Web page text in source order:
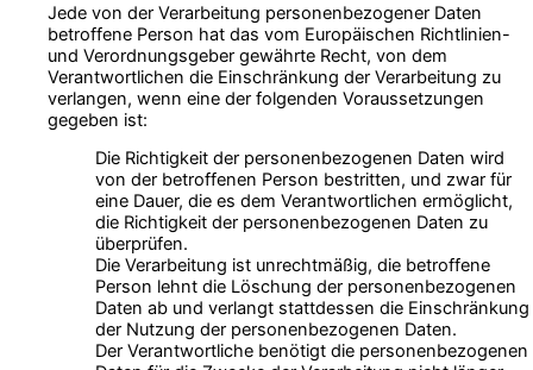
Jede von der Verarbeitung personenbezogener Daten
betroffene Person hat das vom Europäischen Richtlinien-
und Verordnungsgeber gewährte Recht, von dem
Verantwortlichen die Einschränkung der Verarbeitung zu
verlangen, wenn eine der folgenden Voraussetzungen
gegeben ist:
Die Richtigkeit der personenbezogenen Daten wird
von der betroffenen Person bestritten, und zwar für
eine Dauer, die es dem Verantwortlichen ermöglicht,
die Richtigkeit der personenbezogenen Daten zu
überprüfen.
Die Verarbeitung ist unrechtmäßig, die betroffene
Person lehnt die Löschung der personenbezogenen
Daten ab und verlangt stattdessen die Einschränkung
der Nutzung der personenbezogenen Daten.
Der Verantwortliche benötigt die personenbezogenen